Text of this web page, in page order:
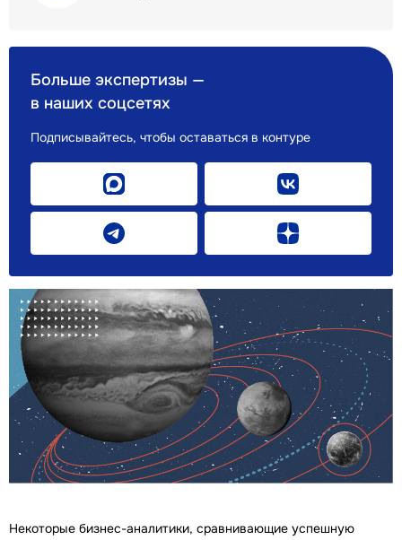
Некоторые бизнес-аналитики, сравнивающие успешную
Больше экспертизы —
в наших соцсетях
Подписывайтесь, чтобы оставаться в контуре